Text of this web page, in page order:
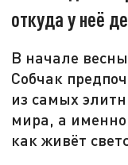
откуда у неё
В начале
Собчак
из самых
мира, а
как живёт